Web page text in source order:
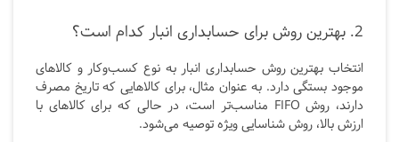
2. بهترین روش برای حسابداری انبار کدام است؟
انتخاب بهترین روش حسابداری انبار به نوع کسب‌وکار و کالاهای
موجود بستگی دارد. به عنوان مثال، برای کالاهایی که تاریخ مصرف
دارند، روش FIFO مناسب‌تر است، در حالی که برای کالاهای با
ارزش بالا، روش شناسایی ویژه توصیه می‌شود.